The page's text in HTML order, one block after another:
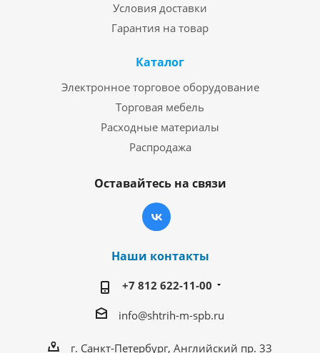
Условия доставки
Гарантия на товар
Каталог
Электронное торговое оборудование
Торговая мебель
Расходные материалы
Распродажа
Оставайтесь на связи
Наши контакты
+7 812 622-11-00
info@shtrih-m-spb.ru
г. Санкт-Петербург, Английский пр. 33